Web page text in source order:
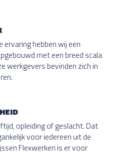
ervaring hebben wij een
met een breed scala
werkgevers bevinden zich in
opleiding of geslacht. Dat
voor iedereen uit de
Flexwerken is er voor